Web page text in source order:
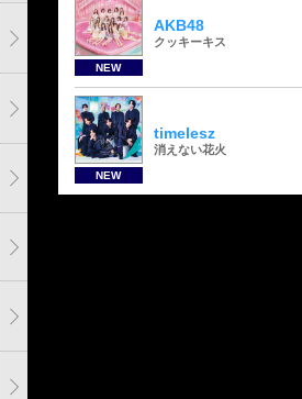
NEW
AKB48
クッキーキス
NEW
timelesz
消えない花火